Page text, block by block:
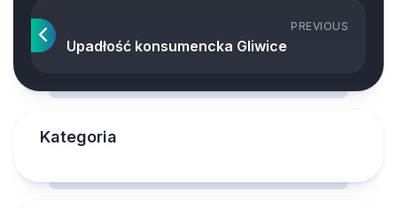
PREVIOUS
Upadłość konsumencka Gliwice
Kategoria